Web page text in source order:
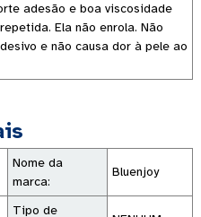
adesão e boa viscosidade
Ela não enrola. Não
e não causa dor à pele ao
Nome da
marca:
Bluenjoy
Tipo de